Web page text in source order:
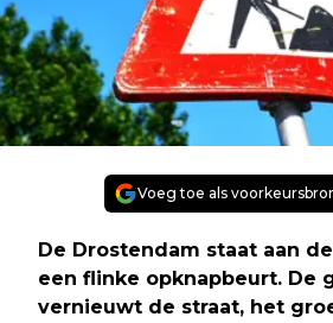
Voeg toe als
De Drostendam staat aan
een flinke opknapbeurt. De
vernieuwt de straat, het